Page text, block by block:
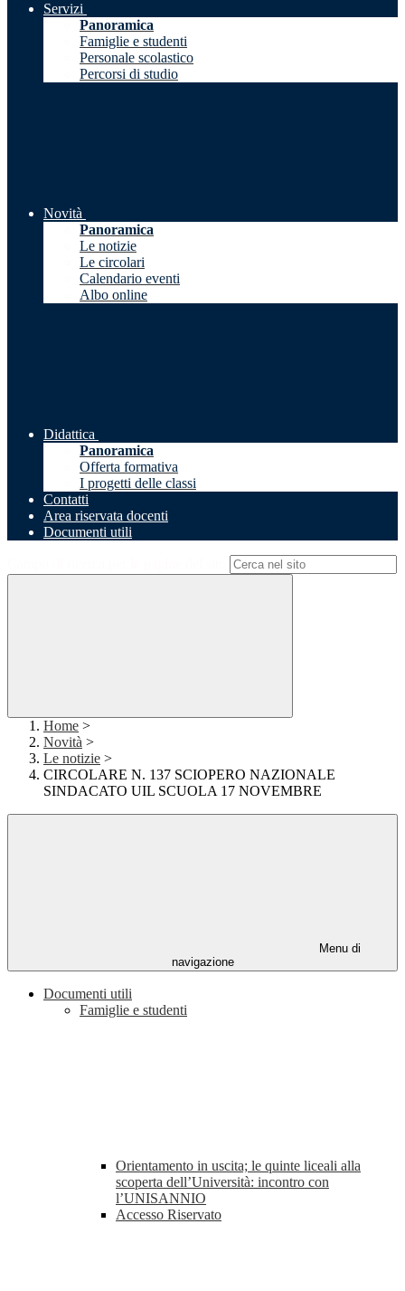
Servizi
Panoramica
Famiglie e studenti
Personale scolastico
Percorsi di studio
Novità
Panoramica
Le notizie
Le circolari
Calendario eventi
Albo online
Didattica
Panoramica
Offerta formativa
I progetti delle classi
Contatti
Area riservata docenti
Documenti utili
Home >
Novità >
Le notizie >
CIRCOLARE N. 137 SCIOPERO NAZIONALE
SINDACATO UIL SCUOLA 17 NOVEMBRE
Menu di
navigazione
Documenti utili
Famiglie e studenti
Orientamento in uscita; le quinte liceali alla
scoperta dell’Università: incontro con
l’UNISANNIO
Accesso Riservato